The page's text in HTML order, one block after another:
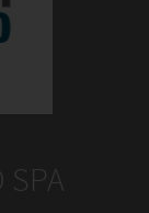
SPA